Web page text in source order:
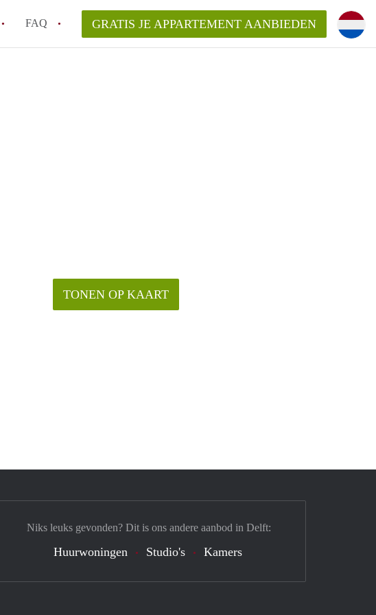
FAQ GRATIS JE APPARTEMENT AANBIEDEN
TONEN OP KAART
Niks leuks gevonden? Dit is ons andere aanbod in Delft:
Huurwoningen Studio's Kamers